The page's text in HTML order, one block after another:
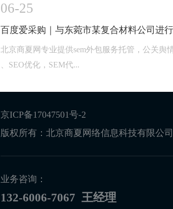
06-25
百度爱采购｜与东菀市某复合材料公司进
北京商夏网专业提供sem外包服务托管，公关
、SEO优化，SEM代...
京ICP备17047501号-2
版权所有：北京商夏网络信息科技有限公司
业务咨询：
132-6006-7067 王经理